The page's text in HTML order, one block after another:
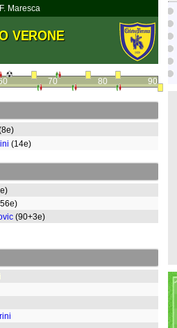
F. Maresca
VERONE
70 80 90
(14e)
(90+3e)